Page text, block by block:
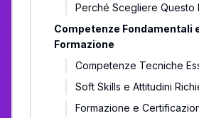
Perché Scegliere Questo
Competenze Fondamentali
Formazione
Competenze Tecniche
Soft Skills e Attitudini
Formazione e